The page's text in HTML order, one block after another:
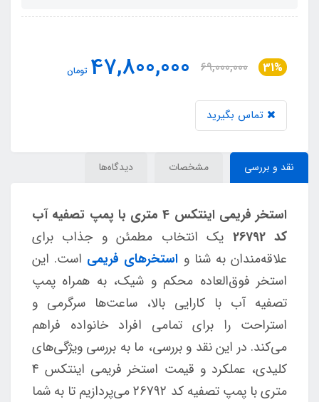
31%
69,000,000
47,800,000 تومان
تماس بگیرید
نقد و بررسی مشخصات دیدگاه‌ها
استخر فریمی اینتکس 4 متری با پمپ تصفیه آب
کد 26792
یک انتخاب مطمئن و جذاب برای
علاقه‌مندان به شنا و استخرهای فریمی است. این
استخر فوق‌العاده محکم و شیک، به همراه پمپ
تصفیه آب با کارایی بالا، ساعت‌ها سرگرمی و
استراحت را برای تمامی افراد خانواده فراهم
می‌کند. در این نقد و بررسی، ما به بررسی ویژگی‌های
کلیدی، عملکرد و قیمت استخر فریمی اینتکس 4
متری با پمپ تصفیه کد 26792 می‌پردازیم تا به شما